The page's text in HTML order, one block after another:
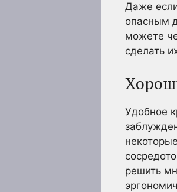
Даже
опасным
можете
сделать
Удобное
решить